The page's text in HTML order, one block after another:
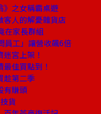
之女稱霸桌遊
人的解憂雜貨店
家長群組
工」讓營收飆6倍
宮上架！
佳買點到！
第二季
有賺頭
貨